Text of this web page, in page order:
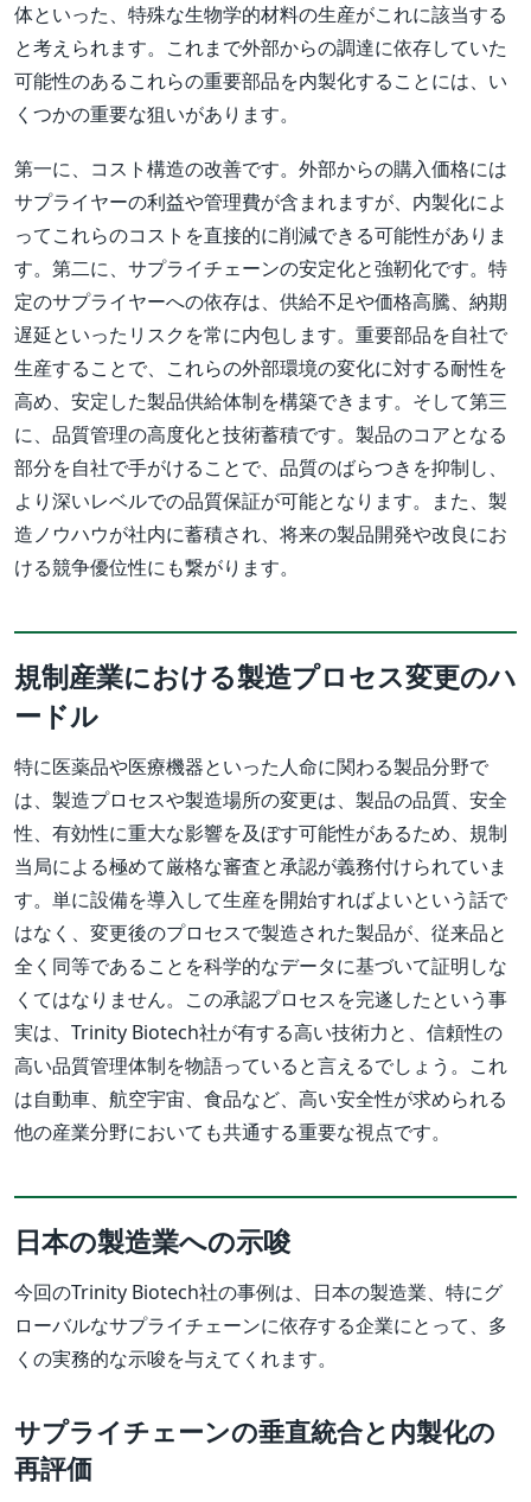
体といった、特殊な生物学的材料の生産がこれに該当する
と考えられます。これまで外部からの調達に依存していた
可能性のあるこれらの重要部品を内製化することには、い
くつかの重要な狙いがあります。
第一に、コスト構造の改善です。外部からの購入価格には
サプライヤーの利益や管理費が含まれますが、内製化によ
ってこれらのコストを直接的に削減できる可能性がありま
す。第二に、サプライチェーンの安定化と強靭化です。特
定のサプライヤーへの依存は、供給不足や価格高騰、納期
遅延といったリスクを常に内包します。重要部品を自社で
生産することで、これらの外部環境の変化に対する耐性を
高め、安定した製品供給体制を構築できます。そして第三
に、品質管理の高度化と技術蓄積です。製品のコアとなる
部分を自社で手がけることで、品質のばらつきを抑制し、
より深いレベルでの品質保証が可能となります。また、製
造ノウハウが社内に蓄積され、将来の製品開発や改良にお
ける競争優位性にも繋がります。
規制産業における製造プロセス変更のハ
ードル
特に医薬品や医療機器といった人命に関わる製品分野で
は、製造プロセスや製造場所の変更は、製品の品質、安全
性、有効性に重大な影響を及ぼす可能性があるため、規制
当局による極めて厳格な審査と承認が義務付けられていま
す。単に設備を導入して生産を開始すればよいという話で
はなく、変更後のプロセスで製造された製品が、従来品と
全く同等であることを科学的なデータに基づいて証明しな
くてはなりません。この承認プロセスを完遂したという事
実は、Trinity Biotech社が有する高い技術力と、信頼性の
高い品質管理体制を物語っていると言えるでしょう。これ
は自動車、航空宇宙、食品など、高い安全性が求められる
他の産業分野においても共通する重要な視点です。
日本の製造業への示唆
今回のTrinity Biotech社の事例は、日本の製造業、特にグ
ローバルなサプライチェーンに依存する企業にとって、多
くの実務的な示唆を与えてくれます。
サプライチェーンの垂直統合と内製化の
再評価